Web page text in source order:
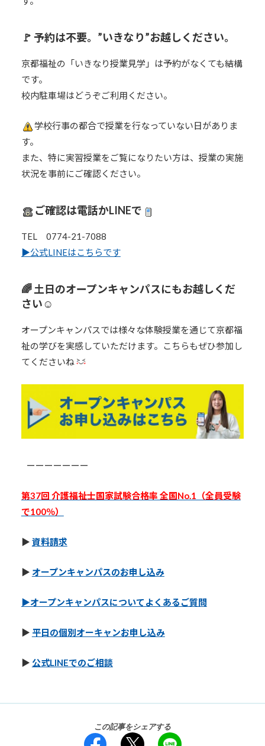
🚩 予約は不要。”いきなり”お越しください。
京都福祉の「いきなり授業見学」は予約がなくても結構
です。
校内駐車場はどうぞご利用ください。
学校行事の都合で授業を行なっていない日がありま
す。
また、特に実習授業をご覧になりたい方は、授業の実施
状況を事前にご確認ください。
ご確認は電話かLINEで
TEL 0774-21-7088
▶︎公式LINEはこちらです
🌈 土日のオープンキャンパスにもお越しくだ
さい☺️
オープンキャンパスでは様々な体験授業を通じて京都福
祉の学びを実感していただけます。こちらもぜひ参加し
てくださいね
ーーーーーーー
第37回 介護福祉士国家試験合格率 全国No.1（全員受験
で100％）
▶︎ 資料請求
▶︎ オープンキャンパスのお申し込み
▶︎オープンキャンパスについてよくあるご質問
▶︎ 平日の個別オーキャンお申し込み
▶︎ 公式LINEでのご相談
この記事をシェアする